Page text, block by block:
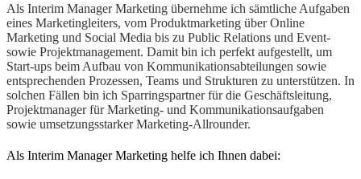
Als Interim Manager Marketing übernehme ich sämtliche Aufgaben
eines Marketingleiters, vom Produktmarketing über Online
Marketing und Social Media bis zu Public Relations und Event-
sowie Projektmanagement. Damit bin ich perfekt aufgestellt, um
Start-ups beim Aufbau von Kommunikationsabteilungen sowie
entsprechenden Prozessen, Teams und Strukturen zu unterstützen. In
solchen Fällen bin ich Sparringspartner für die Geschäftsleitung,
Projektmanager für Marketing- und Kommunikationsaufgaben
sowie umsetzungsstarker Marketing-Allrounder.
Als Interim Manager Marketing helfe ich Ihnen dabei: